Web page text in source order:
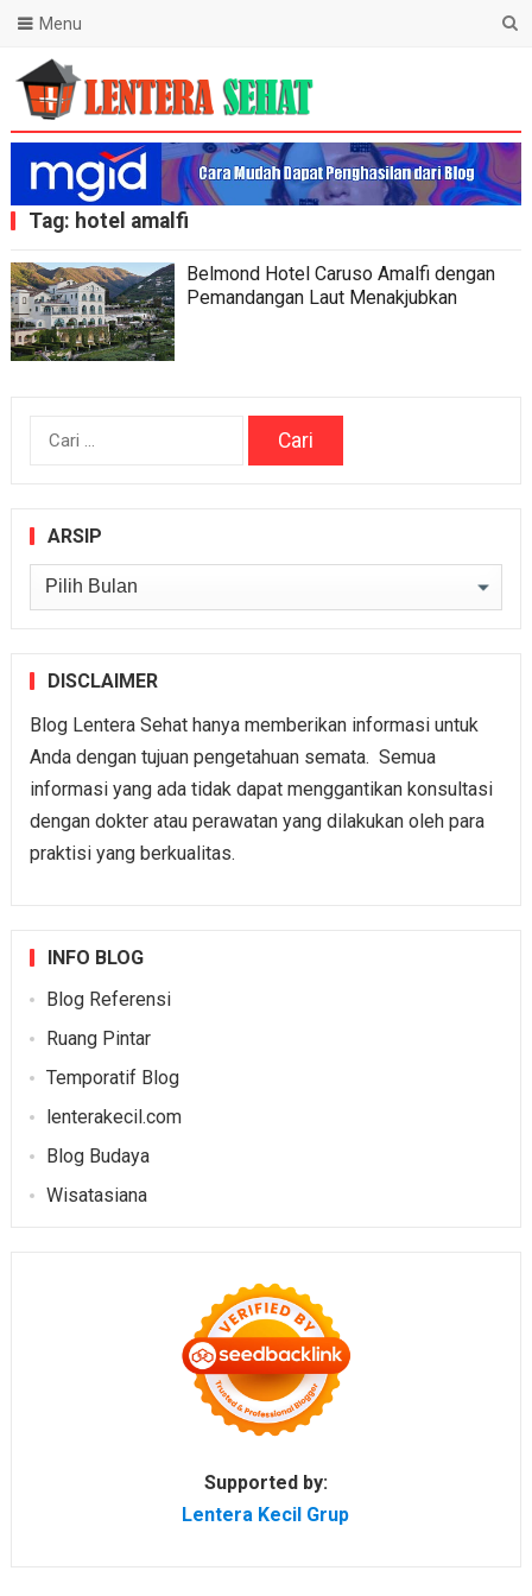
Lentera Sehat
Menu
Tag: hotel amalfi
Belmond Hotel Caruso Amalfi dengan
Pemandangan Laut Menakjubkan
Cari
ARSIP
Arsip
DISCLAIMER
Blog Lentera Sehat hanya memberikan informasi untuk
Anda dengan tujuan pengetahuan semata. Semua
informasi yang ada tidak dapat menggantikan konsultasi
dengan dokter atau perawatan yang dilakukan oleh para
praktisi yang berkualitas.
INFO BLOG
Blog Referensi
Ruang Pintar
Temporatif Blog
lenterakecil.com
Blog Budaya
Wisatasiana
Supported by:
Lentera Kecil Grup